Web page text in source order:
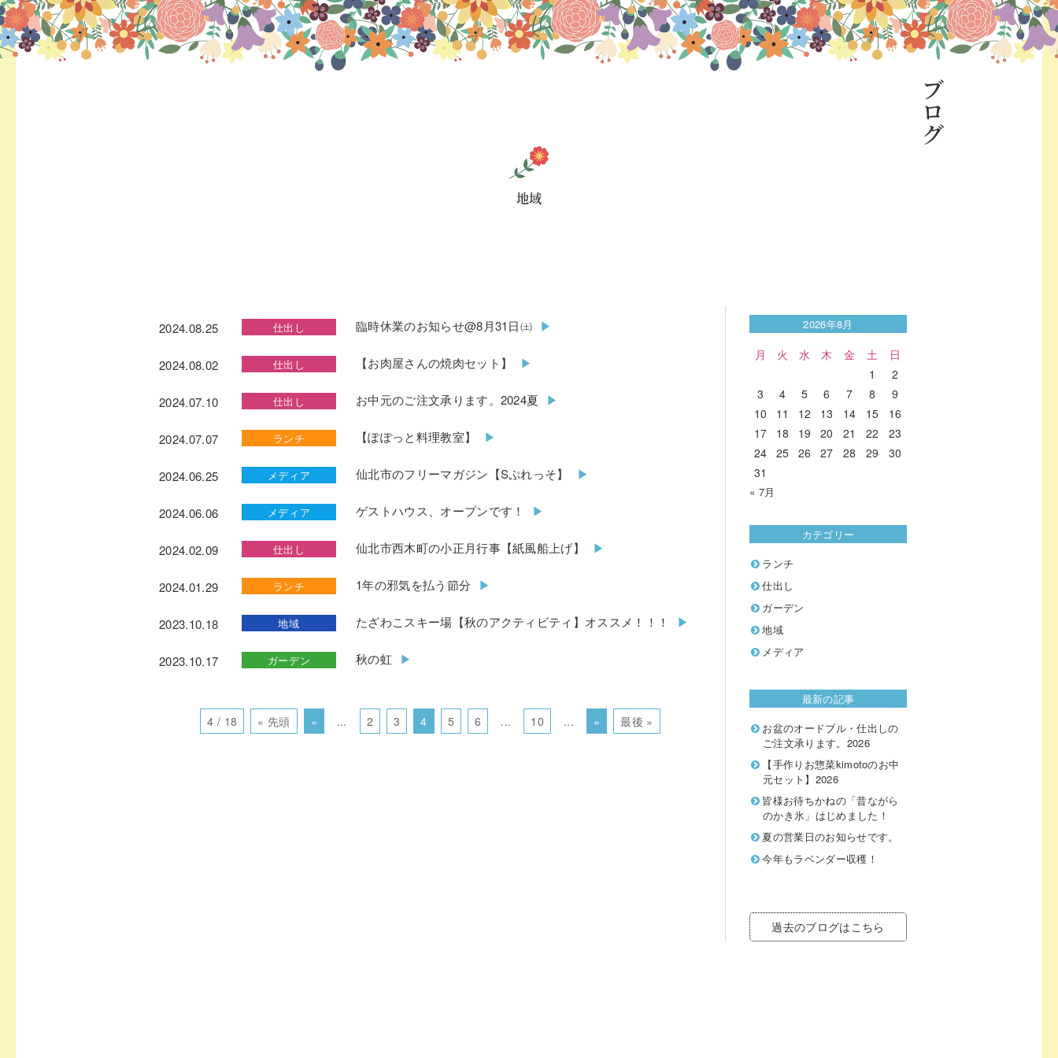
ブログ
地域
2024.08.25 仕出し 臨時休業のお知らせ@8月31日㈯
2024.08.02 仕出し 【お肉屋さんの焼肉セット】
2024.07.10 仕出し お中元のご注文承ります。2024夏
2024.07.07 ランチ 【ぽぽっと料理教室】
2024.06.25 メディア 仙北市のフリーマガジン【Sぷれっそ】
2024.06.06 メディア ゲストハウス、オープンです！
2024.02.09 仕出し 仙北市西木町の小正月行事【紙風船上げ】
2024.01.29 ランチ 1年の邪気を払う節分
2023.10.18 地域 たざわこスキー場【秋のアクティビティ】オススメ！！！
2023.10.17 ガーデン 秋の虹
4 / 18 « 先頭 « ... 2 3 4 5 6 ... 10 ... » 最後 »
2026年8月
月 火 水 木 金 土
日
1
2
3
4 5 6 7 8
9
10
11 12 13 14 15
16
17
18 19 20 21 22
23
24 25 26 27 28 29
30
31
« 7月
カテゴリー
ランチ
仕出し
ガーデン
地域
メディア
最新の記事
お盆のオードブル・仕出しの
ご注文承ります。2026
【手作りお惣菜kimotoのお中
元セット】2026
皆様お待ちかねの「昔ながら
のかき氷」はじめました！
夏の営業日のお知らせです。
今年もラベンダー収穫！
過去のブログはこちら